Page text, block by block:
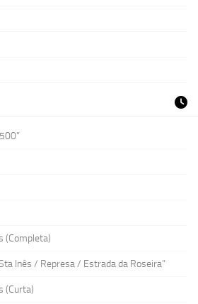
(Completa)
Inês / Represa / Estrada da Roseira”
(Curta)